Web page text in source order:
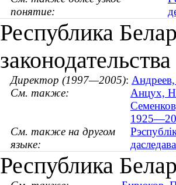
понятие:
Республика
Директор (1997—2005):
См. также:
Анцух,
См. также на другом
языке:
Республика